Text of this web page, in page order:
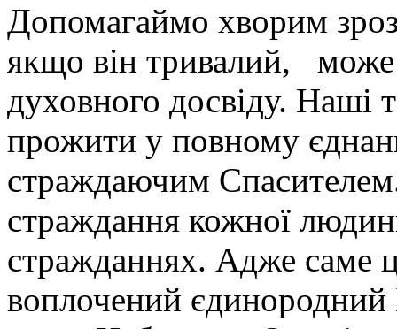
Допомагаймо хворим
якщо він тривалий,
духовного досвіду. Наші
прожити у повному
страждаючим Спасителем.
страждання кожної
стражданнях. Адже саме
воплочений